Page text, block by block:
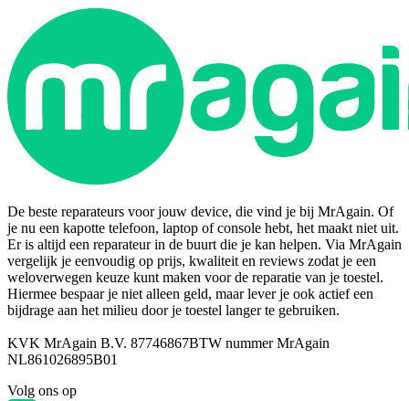
De beste reparateurs voor jouw device, die vind je bij MrAgain. Of
je nu een kapotte telefoon, laptop of console hebt, het maakt niet uit.
Er is altijd een reparateur in de buurt die je kan helpen. Via MrAgain
vergelijk je eenvoudig op prijs, kwaliteit en reviews zodat je een
weloverwegen keuze kunt maken voor de reparatie van je toestel.
Hiermee bespaar je niet alleen geld, maar lever je ook actief een
bijdrage aan het milieu door je toestel langer te gebruiken.
KVK MrAgain B.V. 87746867BTW nummer MrAgain
NL861026895B01
Volg ons op